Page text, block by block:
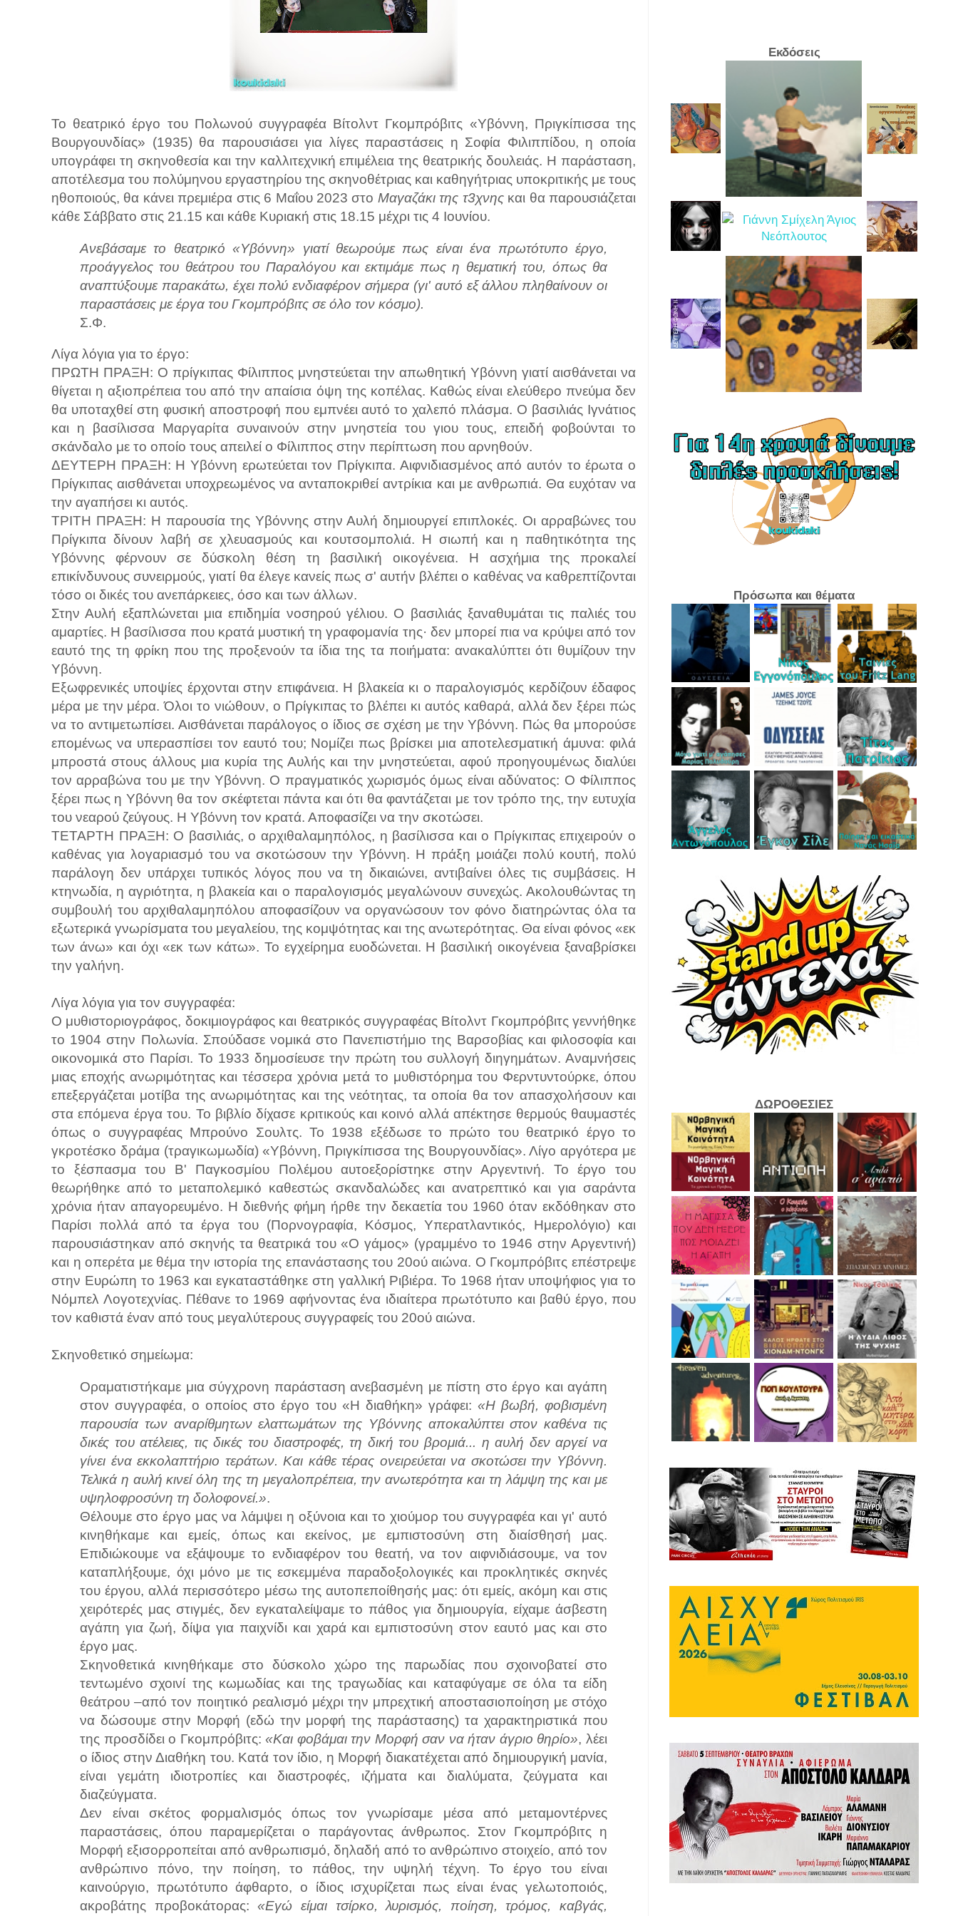
Το θεατρικό έργο του Πολωνού συγγραφέα Βίτολντ Γκομπρόβιτς «Υβόννη, Πριγκίπισσα της
Βουργουνδίας» (1935) θα παρουσιάσει για λίγες παραστάσεις η Σοφία Φιλιππίδου, η οποία
υπογράφει τη σκηνοθεσία και την καλλιτεχνική επιμέλεια της θεατρικής δουλειάς. Η παράσταση,
αποτέλεσμα του πολύμηνου εργαστηρίου της σκηνοθέτριας και καθηγήτριας υποκριτικής με τους
ηθοποιούς, θα κάνει πρεμιέρα στις 6 Μαΐου 2023 στο Μαγαζάκι της τ3χνηςκαι θα παρουσιάζεται
κάθε Σάββατο στις 21.15 και κάθε Κυριακή στις 18.15 μέχρι τις 4 Ιουνίου.
Ανεβάσαμε το θεατρικό «Υβόννη» γιατί θεωρούμε πως είναι ένα πρωτότυπο έργο,
προάγγελος του θεάτρου του Παραλόγου και εκτιμάμε πως η θεματική του, όπως θα
αναπτύξουμε παρακάτω, έχει πολύ ενδιαφέρον σήμερα (γι' αυτό εξ άλλου πληθαίνουν οι
παραστάσεις με έργα του Γκομπρόβιτς σε όλο τον κόσμο).
Σ.Φ.
Λίγα λόγια για το έργο:
ΠΡΩΤΗ ΠΡΑΞΗ: Ο πρίγκιπας Φίλιππος μνηστεύεται την απωθητική Υβόννη γιατί αισθάνεται να
θίγεται η αξιοπρέπεια του από την απαίσια όψη της κοπέλας. Καθώς είναι ελεύθερο πνεύμα δεν
θα υποταχθεί στη φυσική αποστροφή που εμπνέει αυτό το χαλεπό πλάσμα. Ο βασιλιάς Ιγνάτιος
και η βασίλισσα Μαργαρίτα συναινούν στην μνηστεία του γιου τους, επειδή φοβούνται το
σκάνδαλο με το οποίο τους απειλεί ο Φίλιππος στην περίπτωση που αρνηθούν.
ΔΕΥΤΕΡΗ ΠΡΑΞΗ: Η Υβόννη ερωτεύεται τον Πρίγκιπα. Αιφνιδιασμένος από αυτόν το έρωτα ο
Πρίγκιπας αισθάνεται υποχρεωμένος να ανταποκριθεί αντρίκια και με ανθρωπιά. Θα ευχόταν να
την αγαπήσει κι αυτός.
ΤΡΙΤΗ ΠΡΑΞΗ: Η παρουσία της Υβόννης στην Αυλή δημιουργεί επιπλοκές. Οι αρραβώνες του
Πρίγκιπα δίνουν λαβή σε χλευασμούς και κουτσομπολιά. Η σιωπή και η παθητικότητα της
Υβόννης φέρνουν σε δύσκολη θέση τη βασιλική οικογένεια. Η ασχήμια της προκαλεί
επικίνδυνους συνειρμούς, γιατί θα έλεγε κανείς πως σ' αυτήν βλέπει ο καθένας να καθρεπτίζονται
τόσο οι δικές του ανεπάρκειες, όσο και των άλλων.
Στην Αυλή εξαπλώνεται μια επιδημία νοσηρού γέλιου. Ο βασιλιάς ξαναθυμάται τις παλιές του
αμαρτίες. Η βασίλισσα που κρατά μυστική τη γραφομανία της· δεν μπορεί πια να κρύψει από τον
εαυτό της τη φρίκη που της προξενούν τα ίδια της τα ποιήματα: ανακαλύπτει ότι θυμίζουν την
Υβόννη.
Εξωφρενικές υποψίες έρχονται στην επιφάνεια. Η βλακεία κι ο παραλογισμός κερδίζουν έδαφος
μέρα με την μέρα. Όλοι το νιώθουν, ο Πρίγκιπας το βλέπει κι αυτός καθαρά, αλλά δεν ξέρει πώς
να το αντιμετωπίσει. Αισθάνεται παράλογος ο ίδιος σε σχέση με την Υβόννη. Πώς θα μπορούσε
επομένως να υπερασπίσει τον εαυτό του; Νομίζει πως βρίσκει μια αποτελεσματική άμυνα: φιλά
μπροστά στους άλλους μια κυρία της Αυλής και την μνηστεύεται, αφού προηγουμένως διαλύει
τον αρραβώνα του με την Υβόννη. Ο πραγματικός χωρισμός όμως είναι αδύνατος: Ο Φίλιππος
ξέρει πως η Υβόννη θα τον σκέφτεται πάντα και ότι θα φαντάζεται με τον τρόπο της, την ευτυχία
του νεαρού ζεύγους. Η Υβόννη τον κρατά. Αποφασίζει να την σκοτώσει.
ΤΕΤΑΡΤΗ ΠΡΑΞΗ: Ο βασιλιάς, ο αρχιθαλαμηπόλος, η βασίλισσα και ο Πρίγκιπας επιχειρούν ο
καθένας για λογαριασμό του να σκοτώσουν την Υβόννη. Η πράξη μοιάζει πολύ κουτή, πολύ
παράλογη δεν υπάρχει τυπικός λόγος που να τη δικαιώνει, αντιβαίνει όλες τις συμβάσεις. Η
κτηνωδία, η αγριότητα, η βλακεία και ο παραλογισμός μεγαλώνουν συνεχώς. Ακολουθώντας τη
συμβουλή του αρχιθαλαμηπόλου αποφασίζουν να οργανώσουν τον φόνο διατηρώντας όλα τα
εξωτερικά γνωρίσματα του μεγαλείου, της κομψότητας και της ανωτερότητας. Θα είναι φόνος «εκ
των άνω» και όχι «εκ των κάτω». Το εγχείρημα ευοδώνεται. Η βασιλική οικογένεια ξαναβρίσκει
την γαλήνη.
Λίγα λόγια για τον συγγραφέα:
Ο μυθιστοριογράφος, δοκιμιογράφος και θεατρικός συγγραφέας Βίτολντ Γκομπρόβιτς γεννήθηκε
το 1904 στην Πολωνία. Σπούδασε νομικά στο Πανεπιστήμιο της Βαρσοβίας και φιλοσοφία και
οικονομικά στο Παρίσι. Το 1933 δημοσίευσε την πρώτη του συλλογή διηγημάτων. Αναμνήσεις
μιας εποχής ανωριμότητας και τέσσερα χρόνια μετά το μυθιστόρημα του Φερντυντούρκε, όπου
επεξεργάζεται μοτίβα της ανωριμότητας και της νεότητας, τα οποία θα τον απασχολήσουν και
στα επόμενα έργα του. Το βιβλίο δίχασε κριτικούς και κοινό αλλά απέκτησε θερμούς θαυμαστές
όπως ο συγγραφέας Μπρούνο Σουλτς. Το 1938 εξέδωσε το πρώτο του θεατρικό έργο το
γκροτέσκο δράμα (τραγικωμωδία) «Υβόννη, Πριγκίπισσα της Βουργουνδίας». Λίγο αργότερα με
το ξέσπασμα του Β' Παγκοσμίου Πολέμου αυτοεξορίστηκε στην Αργεντινή. Το έργο του
θεωρήθηκε από το μεταπολεμικό καθεστώς σκανδαλώδες και ανατρεπτικό και για σαράντα
χρόνια ήταν απαγορευμένο. Η διεθνής φήμη ήρθε την δεκαετία του 1960 όταν εκδόθηκαν στο
Παρίσι πολλά από τα έργα του (Πορνογραφία, Κόσμος, Υπερατλαντικός, Ημερολόγιο) και
παρουσιάστηκαν από σκηνής τα θεατρικά του «Ο γάμος» (γραμμένο το 1946 στην Αργεντινή)
και η οπερέτα με θέμα την ιστορία της επανάστασης του 20ού αιώνα. Ο Γκομπρόβιτς επέστρεψε
στην Ευρώπη το 1963 και εγκαταστάθηκε στη γαλλική Ριβιέρα. Το 1968 ήταν υποψήφιος για το
Νόμπελ Λογοτεχνίας. Πέθανε το 1969 αφήνοντας ένα ιδιαίτερα πρωτότυπο και βαθύ έργο, που
τον καθιστά έναν από τους μεγαλύτερους συγγραφείς του 20ού αιώνα.
Σκηνοθετικό σημείωμα:
Οραματιστήκαμε μια σύγχρονη παράσταση ανεβασμένη με πίστη στο έργο και αγάπη
στον συγγραφέα, ο οποίος στο έργο του «Η διαθήκη» γράφει: «Η βωβή, φοβισμένη
παρουσία των αναρίθμητων ελαττωμάτων της Υβόννης αποκαλύπτει στον καθένα τις
δικές του ατέλειες, τις δικές του διαστροφές, τη δική του βρομιά... η αυλή δεν αργεί να
γίνει ένα εκκολαπτήριο τεράτων. Και κάθε τέρας ονειρεύεται να σκοτώσει την Υβόννη.
Τελικά η αυλή κινεί όλη της τη μεγαλοπρέπεια, την ανωτερότητα και τη λάμψη της και με
υψηλοφροσύνη τη δολοφονεί.».
Θέλουμε στο έργο μας να λάμψει η οξύνοια και το χιούμορ του συγγραφέα και γι' αυτό
κινηθήκαμε και εμείς, όπως και εκείνος, με εμπιστοσύνη στη διαίσθησή μας.
Επιδιώκουμε να εξάψουμε το ενδιαφέρον του θεατή, να τον αιφνιδιάσουμε, να τον
καταπλήξουμε, όχι μόνο με τις εσκεμμένα παραδοξολογικές και προκλητικές σκηνές
του έργου, αλλά περισσότερο μέσω της αυτοπεποίθησής μας: ότι εμείς, ακόμη και στις
χειρότερές μας στιγμές, δεν εγκαταλείψαμε το πάθος για δημιουργία, είχαμε άσβεστη
αγάπη για ζωή, δίψα για παιχνίδι και χαρά και εμπιστοσύνη στον εαυτό μας και στο
έργο μας.
Σκηνοθετικά κινηθήκαμε στο δύσκολο χώρο της παρωδίας που σχοινοβατεί στο
τεντωμένο σχοινί της κωμωδίας και της τραγωδίας και καταφύγαμε σε όλα τα είδη
θεάτρου –από τον ποιητικό ρεαλισμό μέχρι την μπρεχτική αποστασιοποίηση με στόχο
να δώσουμε στην Μορφή (εδώ την μορφή της παράστασης) τα χαρακτηριστικά που
της προσδίδει ο Γκομπρόβιτς:«Και φοβάμαι την Μορφή σαν να ήταν άγριο θηρίο», λέει
ο ίδιος στην Διαθήκη του. Κατά τον ίδιο, η Μορφή διακατέχεται από δημιουργική μανία,
είναι γεμάτη ιδιοτροπίες και διαστροφές, ιζήματα και διαλύματα, ζεύγματα και
διαζεύγματα.
Δεν είναι σκέτος φορμαλισμός όπως τον γνωρίσαμε μέσα από μεταμοντέρνες
παραστάσεις, όπου παραμερίζεται ο παράγοντας άνθρωπος. Στον Γκομπρόβιτς η
Μορφή εξισορροπείται από ανθρωπισμό, δηλαδή από το ανθρώπινο στοιχείο, από τον
ανθρώπινο πόνο, την ποίηση, το πάθος, την υψηλή τέχνη. Το έργο του είναι
καινούργιο, πρωτότυπο άφθαρτο, ο ίδιος ισχυρίζεται πως είναι ένας γελωτοποιός,
ακροβάτης προβοκάτορας:«Εγώ είμαι τσίρκο, λυρισμός, ποίηση, τρόμος, καβγάς,
Εκδόσεις
Πρόσωπα και θέματα
ΔΩΡΟΘΕΣΙΕΣ